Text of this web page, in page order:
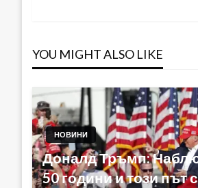
YOU MIGHT ALSO LIKE
НОВИНИ
Доналд Тръмп:
50 години и този път